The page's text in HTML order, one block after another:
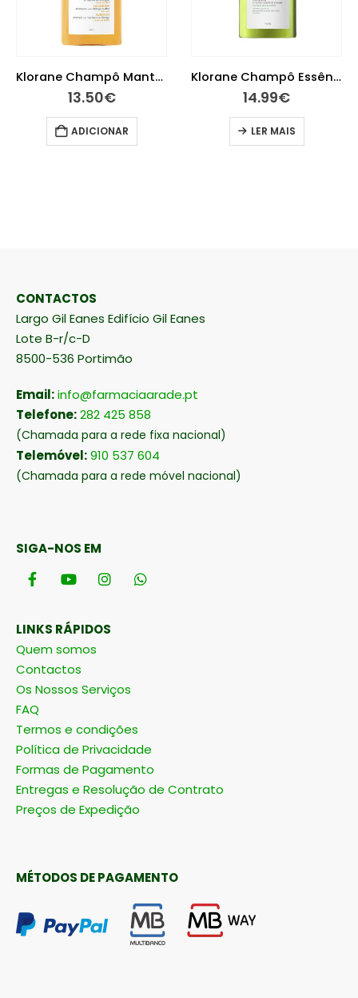
Klorane Champô Manteiga de Manga 200ml
13.50€
ADICIONAR
Klorane Champô Essência de Oliveira 400ml
14.99€
LER MAIS
CONTACTOS
Largo Gil Eanes Edifício Gil Eanes
Lote B-r/c-D
8500-536 Portimão
Email:info@farmaciaarade.pt
Telefone:282 425 858
(Chamada para a rede fixa nacional)
Telemóvel:910 537 604
(Chamada para a rede móvel nacional)
SIGA-NOS EM
LINKS RÁPIDOS
Quem somos
Contactos
Os Nossos Serviços
FAQ
Termos e condições
Política de Privacidade
Formas de Pagamento
Entregas e Resolução de Contrato
Preços de Expedição
MÉTODOS DE PAGAMENTO